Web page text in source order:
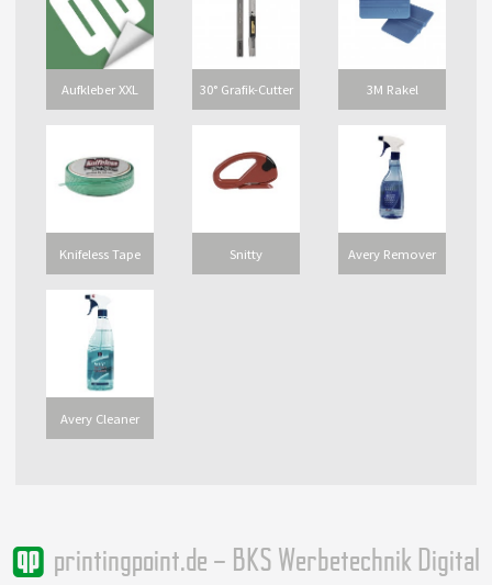
Aufkleber XXL 30° Grafik-Cutter 3M Rakel
Knifeless Tape Snitty Avery Remover
Avery Cleaner
printingpoint.de – BKS Werbetechnik Digital